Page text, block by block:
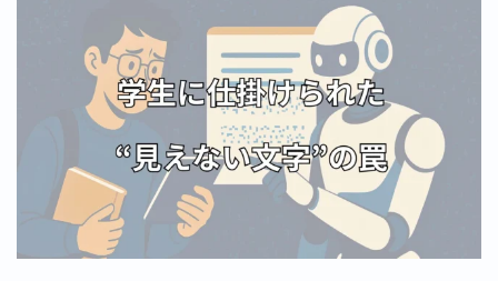
お問い合わせ
デモプリセット記事 Part07
トップページ
プライバシーポリシー
プロフィール
メニュー
利用規約／特定商取引法に基づく表記
有料記事の決済完了ページ
運営者情報